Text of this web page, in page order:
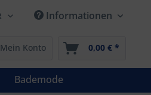
Informationen
Mein Konto 0,00 € *
Bademode